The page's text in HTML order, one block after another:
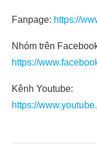
Fanpage: https://
Nhóm trên
https://
Kênh Youtube:
https://